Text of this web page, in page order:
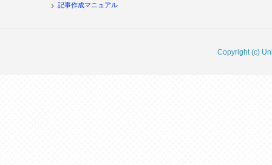
記事作成マニュアル
Copyright (c)